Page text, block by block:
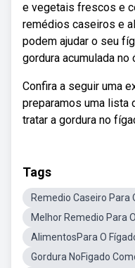
e vegetais frescos e
remédios caseiros e
podem ajudar o seu
gordura acumulada no
Confira a seguir uma
preparamos uma lista
tratar a gordura no
Tags
Remedio Caseiro Para
Melhor Remedio Para
AlimentosPara O
Gordura NoFigado